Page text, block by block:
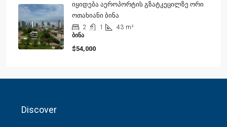
Იყიდება Აეროპორტის Გზატკეცილზე Ორი
Ოთახიანი Ბინა
2 1 43 m²
ᲑᲘᲜᲐ
$54,000
Discover